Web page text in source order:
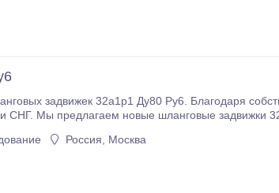
задвижек 32а1р1 Ду80 Ру6. Благодаря
СНГ. Мы предлагаем новые шланговые задвижки
Россия, Москва